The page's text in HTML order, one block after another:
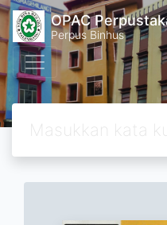
OPAC
Perpus Binhus